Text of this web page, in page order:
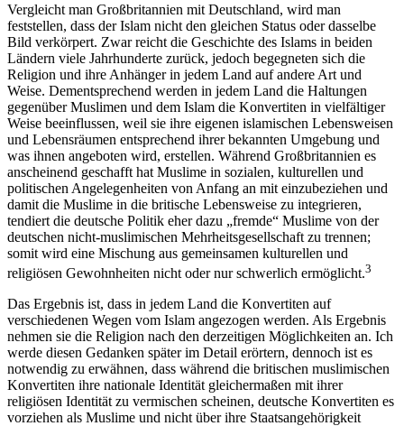
Vergleicht man Großbritannien mit Deutschland, wird man
feststellen, dass der Islam nicht den gleichen Status oder dasselbe
Bild verkörpert. Zwar reicht die Geschichte des Islams in beiden
Ländern viele Jahrhunderte zurück, jedoch begegneten sich die
Religion und ihre Anhänger in jedem Land auf andere Art und
Weise. Dementsprechend werden in jedem Land die Haltungen
gegenüber Muslimen und dem Islam die Konvertiten in vielfältiger
Weise beeinflussen, weil sie ihre eigenen islamischen Lebensweisen
und Lebensräumen entsprechend ihrer bekannten Umgebung und
was ihnen angeboten wird, erstellen. Während Großbritannien es
anscheinend geschafft hat Muslime in sozialen, kulturellen und
politischen Angelegenheiten von Anfang an mit einzubeziehen und
damit die Muslime in die britische Lebensweise zu integrieren,
tendiert die deutsche Politik eher dazu „fremde“ Muslime von der
deutschen nicht-muslimischen Mehrheitsgesellschaft zu trennen;
somit wird eine Mischung aus gemeinsamen kulturellen und
religiösen Gewohnheiten nicht oder nur schwerlich ermöglicht.3
Das Ergebnis ist, dass in jedem Land die Konvertiten auf
verschiedenen Wegen vom Islam angezogen werden. Als Ergebnis
nehmen sie die Religion nach den derzeitigen Möglichkeiten an. Ich
werde diesen Gedanken später im Detail erörtern, dennoch ist es
notwendig zu erwähnen, dass während die britischen muslimischen
Konvertiten ihre nationale Identität gleichermaßen mit ihrer
religiösen Identität zu vermischen scheinen, deutsche Konvertiten es
vorziehen als Muslime und nicht über ihre Staatsangehörigkeit